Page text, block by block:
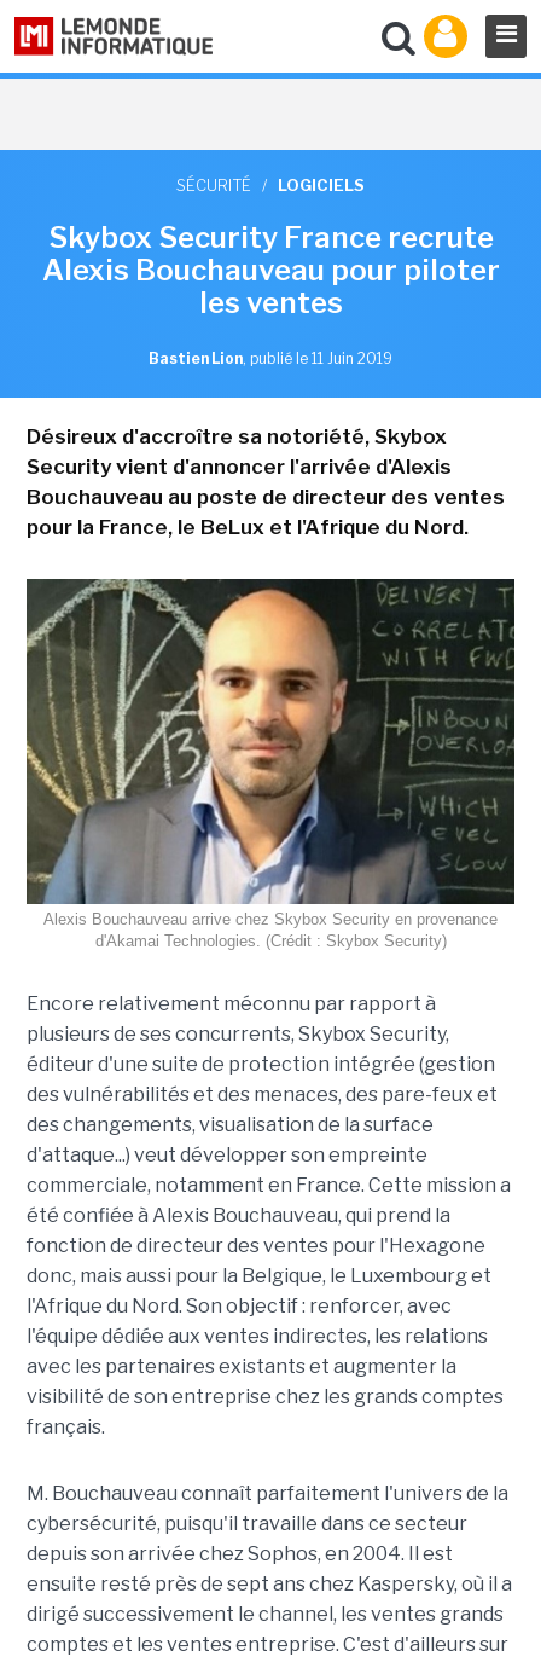
SÉCURITÉ / LOGICIELS
Skybox Security France recrute
Alexis Bouchauveau pour piloter
les ventes
Bastien Lion, publié le 11 Juin 2019
Désireux d'accroître sa notoriété, Skybox
Security vient d'annoncer l'arrivée d'Alexis
Bouchauveau au poste de directeur des ventes
pour la France, le BeLux et l'Afrique du Nord.
Alexis Bouchauveau arrive chez Skybox Security en provenance
d'Akamai Technologies. (Crédit : Skybox Security)
Encore relativement méconnu par rapport à
plusieurs de ses concurrents, Skybox Security,
éditeur d'une suite de protection intégrée (gestion
des vulnérabilités et des menaces, des pare-feux et
des changements, visualisation de la surface
d'attaque...) veut développer son empreinte
commerciale, notamment en France. Cette mission a
été confiée à Alexis Bouchauveau, qui prend la
fonction de directeur des ventes pour l'Hexagone
donc, mais aussi pour la Belgique, le Luxembourg et
l'Afrique du Nord. Son objectif : renforcer, avec
l'équipe dédiée aux ventes indirectes, les relations
avec les partenaires existants et augmenter la
visibilité de son entreprise chez les grands comptes
français.
M. Bouchauveau connaît parfaitement l'univers de la
cybersécurité, puisqu'il travaille dans ce secteur
depuis son arrivée chez Sophos, en 2004. Il est
ensuite resté près de sept ans chez Kaspersky, où il a
dirigé successivement le channel, les ventes grands
comptes et les ventes entreprise. C'est d'ailleurs sur